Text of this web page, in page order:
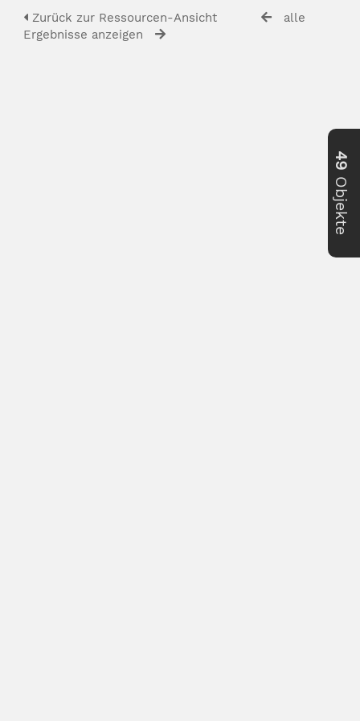
Zurück zur Ressourcen-Ansicht
alle
Ergebnisse anzeigen
49
Objekte